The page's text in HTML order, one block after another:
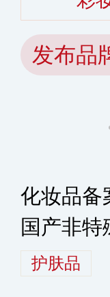
发布品
化妆品备
国产非特
护肤品